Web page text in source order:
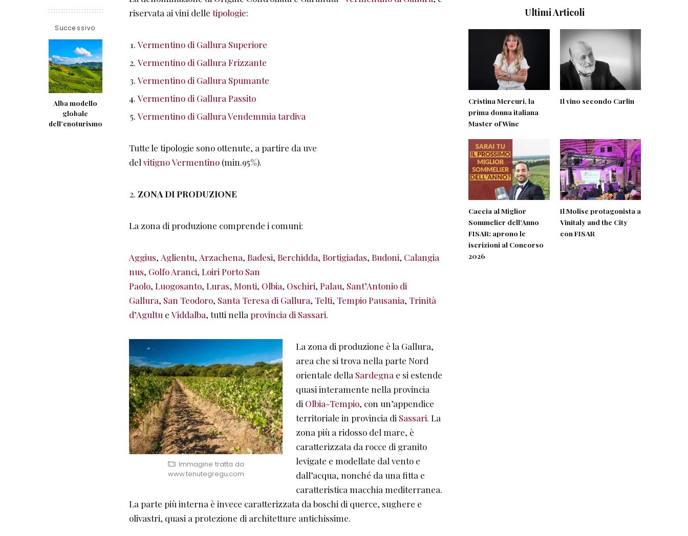
Successivo
Alba modello
globale
dell’enoturismo
riservata ai vini delle tipologie:
Vermentino di Gallura Superiore
Vermentino di Gallura Frizzante
Vermentino di Gallura Spumante
Vermentino di Gallura Passito
Vermentino di Gallura Vendemmia tardiva
Tutte le tipologie sono ottenute, a partire da uve
del vitignoVermentino (min.95%).
ZONA DI PRODUZIONE
La zona di produzione comprende i comuni:
Aggius, Aglientu, Arzachena, Badesi, Berchidda, Bortigiadas, Budoni, Calangia
nus, Golfo Aranci, Loiri Porto San
Paolo, Luogosanto, Luras, Monti, Olbia, Oschiri, Palau, Sant’Antonio di
Gallura, San Teodoro, Santa Teresa di Gallura, Telti, Tempio Pausania, Trinità
d’Agultu e Viddalba, tutti nella provincia di Sassari.
Immagine tratta da
www.tenutegregu.com
La zona di produzione è la Gallura,
area che si trova nella parte Nord
orientale della Sardegna e si estende
quasi interamente nella provincia
di Olbia-Tempio, con un’appendice
territoriale in provincia di Sassari. La
zona più a ridosso del mare, è
caratterizzata da rocce di granito
levigate e modellate dal vento e
dall’acqua, nonché da una fitta e
caratteristica macchia mediterranea.
La parte più interna è invece caratterizzata da boschi di querce, sughere e
olivastri, quasi a protezione di architetture antichissime.
Ultimi Articoli
Cristina Mercuri, la
prima donna italiana
Master of Wine
Il vino secondo Carlin
Caccia al Miglior
Sommelier dell’Anno
FISAR: aprono le
iscrizioni al Concorso
2026
Il Molise protagonista a
Vinitaly and the City
con FISAR